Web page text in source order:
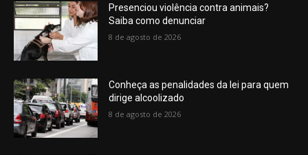
Presenciou violência contra animais?
Saiba como denunciar
8 de agosto de 2026
Conheça as penalidades da lei para quem
dirige alcoolizado
8 de agosto de 2026